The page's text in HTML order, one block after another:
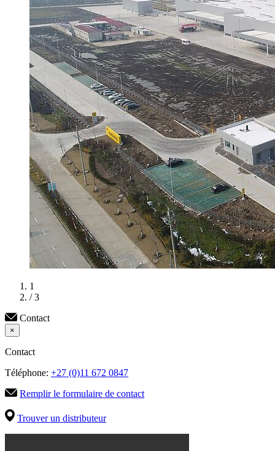
1
/ 3
Contact
×
Contact
Téléphone: +27 (0)11 672 0847
Remplir le formulaire de contact
Trouver un distributeur